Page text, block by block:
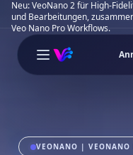
Neu: VeoNano 2 für High-
und Bearbeitungen,
Veo Nano Pro Workflows.
Open main
VEONANO | VEONANO